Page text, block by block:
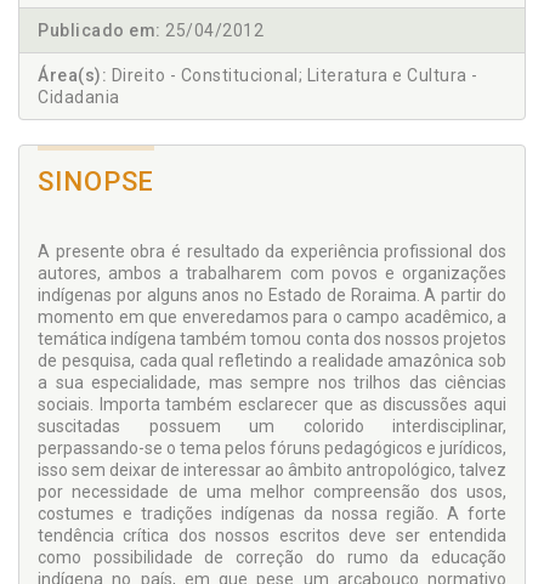
Publicado em: 25/04/2012
Área(s): Direito - Constitucional; Literatura e Cultura -
Cidadania
SINOPSE
A presente obra é resultado da experiência profissional dos
autores, ambos a trabalharem com povos e organizações
indígenas por alguns anos no Estado de Roraima. A partir do
momento em que enveredamos para o campo acadêmico, a
temática indígena também tomou conta dos nossos projetos
de pesquisa, cada qual refletindo a realidade amazônica sob
a sua especialidade, mas sempre nos trilhos das ciências
sociais. Importa também esclarecer que as discussões aqui
suscitadas possuem um colorido interdisciplinar,
perpassando-se o tema pelos fóruns pedagógicos e jurídicos,
isso sem deixar de interessar ao âmbito antropológico, talvez
por necessidade de uma melhor compreensão dos usos,
costumes e tradições indígenas da nossa região. A forte
tendência crítica dos nossos escritos deve ser entendida
como possibilidade de correção do rumo da educação
indígena no país, em que pese um arcabouço normativo